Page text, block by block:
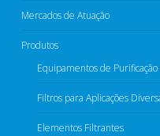
Mercados de Atuação
Produtos
Equipamentos de
Filtros para Aplicações
Elementos Filtrantes​